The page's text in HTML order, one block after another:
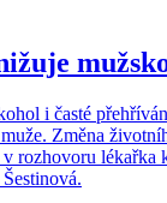
i časté
Změna
rozhovoru lékařka